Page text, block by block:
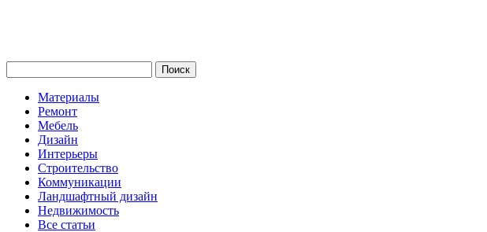
Материалы
Ремонт
Мебель
Дизайн
Интерьеры
Строительство
Коммуникации
Ландшафтный дизайн
Недвижимость
Все статьи